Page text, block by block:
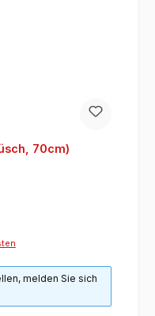
70cm)
melden Sie sich